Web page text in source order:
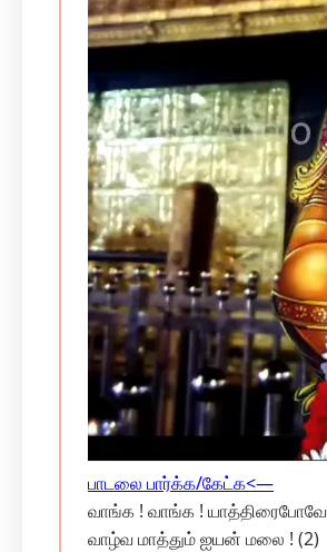
பாடலை பார்க்க/கேட்க‌<—
வாங்க ! வாங்க !
வாழ்வ மாத்தும் ஐயன் மலை ! (2)